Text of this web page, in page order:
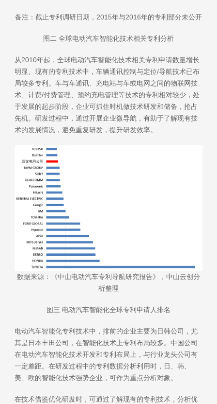
备注：截止专利调研日期，2015年与2016年的专利部分未公开
图二 全球电动汽车智能化技术相关专利分析
从2010年起，全球电动汽车智能化技术相关专利申请数量增长
明显。现有的专利技术中，车辆通讯控制与定位/导航技术已布
局较多专利。车与车通讯、充电站与车或电网之间的物联网技
术、计费/付费管理、预约充电管理等技术的专利相对较少，处
于发展的起步阶段，企业可抓住时机做技术研发和储备，抢占
先机。研发过程中，通过开展企业微导航，有助于了解现有技
术的发展情况，避免重复研发，提升研发效率。
数据来源：《中山电动汽车专利导航研究报告》，中山云创分
析整理
图三 电动汽车智能化全球专利申请人排名
电动汽车智能化专利技术中，排前的企业主要为日韩公司，尤
其是日本丰田公司，在智能化技术上专利布局较多。中国公司
在电动汽车智能化技术开发和专利布局上，与行业龙头公司有
一定差距。在研发过程中的专利数据分析利用时，日、韩、
美、欧的智能化技术强势企业，可作为重点分析对象。
在技术借鉴优化研发时，可通过了解现有的专利技术，分析优